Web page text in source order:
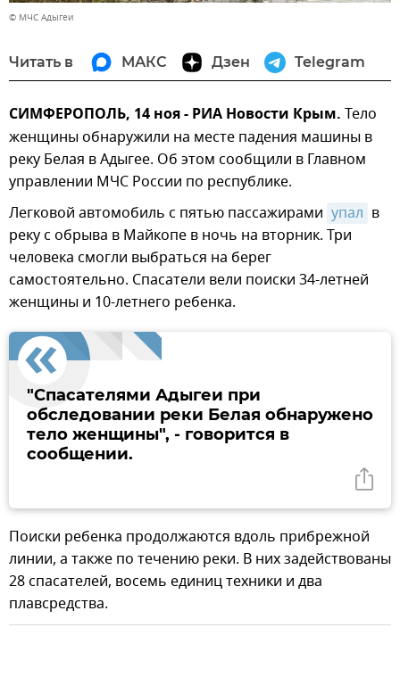
© МЧС Адыгеи
Читать в МАКС Дзен Telegram
СИМФЕРОПОЛЬ, 14 ноя - РИА Новости Крым. Тело
женщины обнаружили на месте падения машины в
реку Белая в Адыгее. Об этом сообщили в Главном
управлении МЧС России по республике.
Легковой автомобиль с пятью пассажирами упал в
реку с обрыва в Майкопе в ночь на вторник. Три
человека смогли выбраться на берег
самостоятельно. Спасатели вели поиски 34-летней
женщины и 10-летнего ребенка.
"Спасателями Адыгеи при
обследовании реки Белая обнаружено
тело женщины", - говорится в
сообщении.
Поиски ребенка продолжаются вдоль прибрежной
линии, а также по течению реки. В них задействованы
28 спасателей, восемь единиц техники и два
плавсредства.